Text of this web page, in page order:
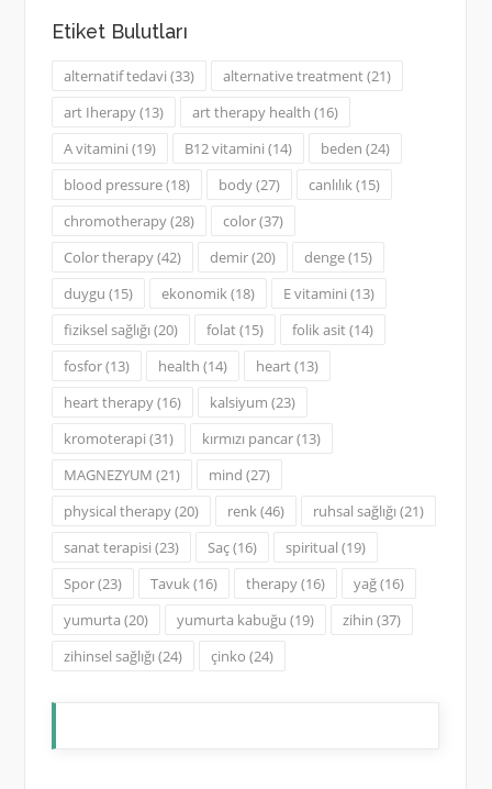
Etiket Bulutları
alternatif tedavi (33) alternative treatment(21)
art Iherapy(13) art therapy health (16)
A vitamini (19) B12 vitamini (14) beden (24)
blood pressure(18) body(27) canlılık (15)
chromotherapy(28) color(37)
Color therapy(42) demir(20) denge(15)
duygu (15) ekonomik (18) E vitamini (13)
fiziksel sağlığı (20) folat(15) folik asit(14)
fosfor(13) health (14) heart(13)
heart therapy(16) kalsiyum (23)
kromoterapi (31) kırmızı pancar(13)
MAGNEZYUM (21) mind (27)
physical therapy(20) renk (46) ruhsal sağlığı (21)
sanat terapisi (23) Saç(16) spiritual (19)
Spor(23) Tavuk (16) therapy(16) yağ(16)
yumurta (20) yumurta kabuğu (19) zihin (37)
zihinsel sağlığı (24) çinko (24)